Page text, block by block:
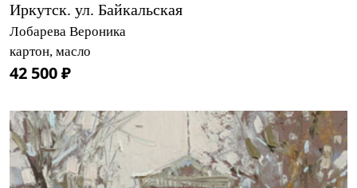
Иркутск. ул. Байкальская
Лобарева Вероника
картон, масло
42 500 ₽